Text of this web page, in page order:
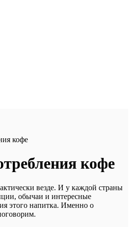
кофе
кофе
везде. И у каждой страны
обычаи и интересные
этого напитка. Именно о